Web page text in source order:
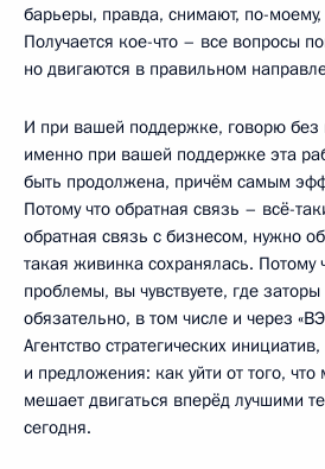
барьеры, правда, снимают, по-моему,
Получается кое-что – все вопросы
но двигаются в правильном
И при вашей поддержке, говорю без
именно при вашей поддержке эта
быть продолжена, причём самым
Потому что обратная связь – всё-
обратная связь с бизнесом, нужно
такая живинка сохранялась. Потому
проблемы, вы чувствуете, где
обязательно, в том числе и через
Агентство стратегических
и предложения: как уйти от того,
мешает двигаться вперёд лучшими
сегодня.